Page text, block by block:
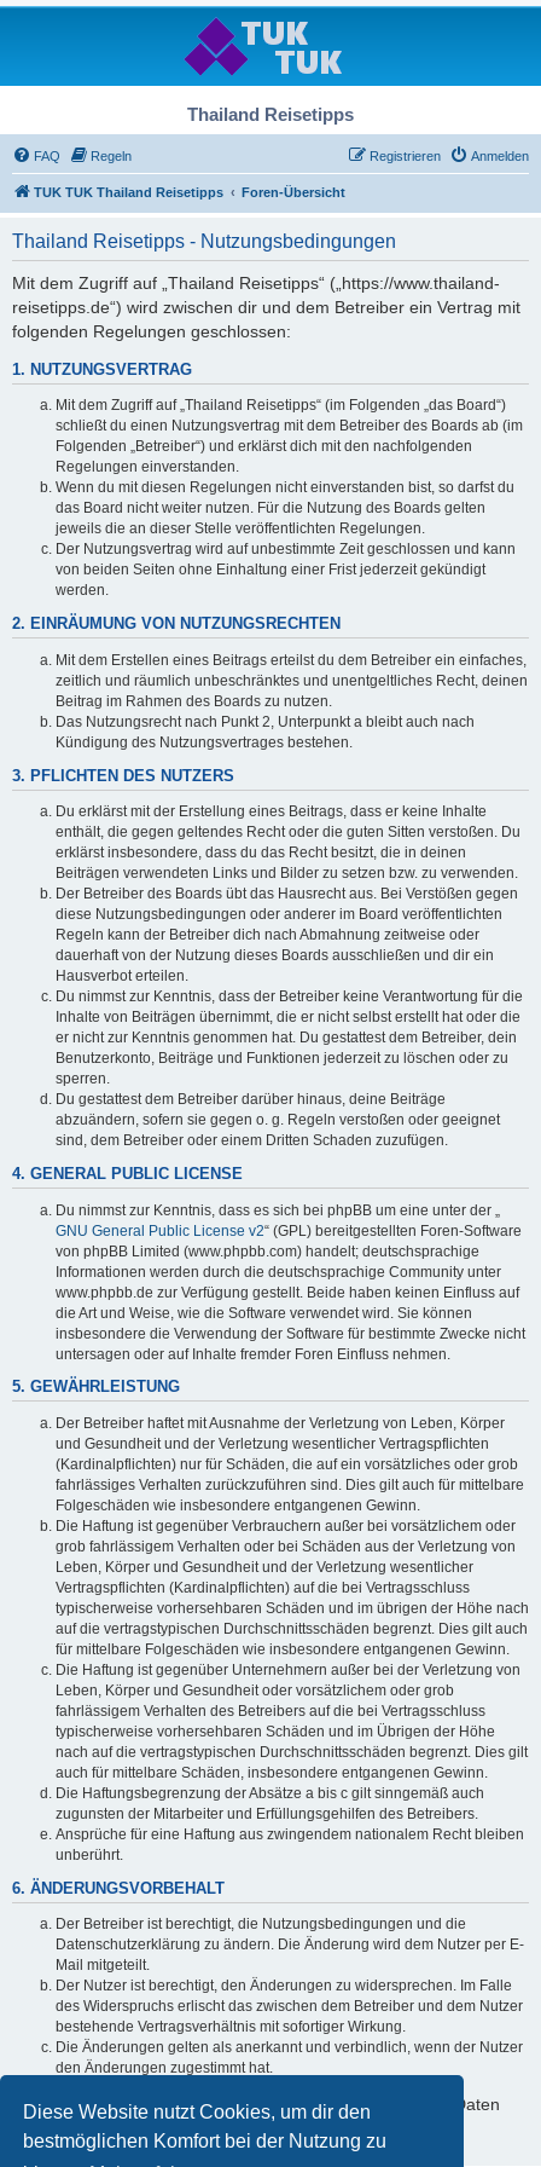
Diese Website nutzt Cookies, um dir den
bestmöglichen Komfort bei der Nutzung zu
Thailand Reisetipps
FAQ Regeln Anmelden
Registrieren
TUK TUK Thailand Reisetipps Foren-Übersicht
Thailand Reisetipps - Nutzungsbedingungen
Mit dem Zugriff auf „Thailand Reisetipps“ („https://www.thailand-
reisetipps.de“) wird zwischen dir und dem Betreiber ein Vertrag mit
folgenden Regelungen geschlossen:
1. NUTZUNGSVERTRAG
Mit dem Zugriff auf „Thailand Reisetipps“ (im Folgenden „das Board“)
schließt du einen Nutzungsvertrag mit dem Betreiber des Boards ab (im
Folgenden „Betreiber“) und erklärst dich mit den nachfolgenden
Regelungen einverstanden.
Wenn du mit diesen Regelungen nicht einverstanden bist, so darfst du
das Board nicht weiter nutzen. Für die Nutzung des Boards gelten
jeweils die an dieser Stelle veröffentlichten Regelungen.
Der Nutzungsvertrag wird auf unbestimmte Zeit geschlossen und kann
von beiden Seiten ohne Einhaltung einer Frist jederzeit gekündigt
werden.
2. EINRÄUMUNG VON NUTZUNGSRECHTEN
Mit dem Erstellen eines Beitrags erteilst du dem Betreiber ein einfaches,
zeitlich und räumlich unbeschränktes und unentgeltliches Recht, deinen
Beitrag im Rahmen des Boards zu nutzen.
Das Nutzungsrecht nach Punkt 2, Unterpunkt a bleibt auch nach
Kündigung des Nutzungsvertrages bestehen.
3. PFLICHTEN DES NUTZERS
Du erklärst mit der Erstellung eines Beitrags, dass er keine Inhalte
enthält, die gegen geltendes Recht oder die guten Sitten verstoßen. Du
erklärst insbesondere, dass du das Recht besitzt, die in deinen
Beiträgen verwendeten Links und Bilder zu setzen bzw. zu verwenden.
Der Betreiber des Boards übt das Hausrecht aus. Bei Verstößen gegen
diese Nutzungsbedingungen oder anderer im Board veröffentlichten
Regeln kann der Betreiber dich nach Abmahnung zeitweise oder
dauerhaft von der Nutzung dieses Boards ausschließen und dir ein
Hausverbot erteilen.
Du nimmst zur Kenntnis, dass der Betreiber keine Verantwortung für die
Inhalte von Beiträgen übernimmt, die er nicht selbst erstellt hat oder die
er nicht zur Kenntnis genommen hat. Du gestattest dem Betreiber, dein
Benutzerkonto, Beiträge und Funktionen jederzeit zu löschen oder zu
sperren.
Du gestattest dem Betreiber darüber hinaus, deine Beiträge
abzuändern, sofern sie gegen o. g. Regeln verstoßen oder geeignet
sind, dem Betreiber oder einem Dritten Schaden zuzufügen.
4. GENERAL PUBLIC LICENSE
Du nimmst zur Kenntnis, dass es sich bei phpBB um eine unter der „
GNU General Public License v2“ (GPL) bereitgestellten Foren-Software
von phpBB Limited (www.phpbb.com) handelt; deutschsprachige
Informationen werden durch die deutschsprachige Community unter
www.phpbb.de zur Verfügung gestellt. Beide haben keinen Einfluss auf
die Art und Weise, wie die Software verwendet wird. Sie können
insbesondere die Verwendung der Software für bestimmte Zwecke nicht
untersagen oder auf Inhalte fremder Foren Einfluss nehmen.
5. GEWÄHRLEISTUNG
Der Betreiber haftet mit Ausnahme der Verletzung von Leben, Körper
und Gesundheit und der Verletzung wesentlicher Vertragspflichten
(Kardinalpflichten) nur für Schäden, die auf ein vorsätzliches oder grob
fahrlässiges Verhalten zurückzuführen sind. Dies gilt auch für mittelbare
Folgeschäden wie insbesondere entgangenen Gewinn.
Die Haftung ist gegenüber Verbrauchern außer bei vorsätzlichem oder
grob fahrlässigem Verhalten oder bei Schäden aus der Verletzung von
Leben, Körper und Gesundheit und der Verletzung wesentlicher
Vertragspflichten (Kardinalpflichten) auf die bei Vertragsschluss
typischerweise vorhersehbaren Schäden und im übrigen der Höhe nach
auf die vertragstypischen Durchschnittsschäden begrenzt. Dies gilt auch
für mittelbare Folgeschäden wie insbesondere entgangenen Gewinn.
Die Haftung ist gegenüber Unternehmern außer bei der Verletzung von
Leben, Körper und Gesundheit oder vorsätzlichem oder grob
fahrlässigem Verhalten des Betreibers auf die bei Vertragsschluss
typischerweise vorhersehbaren Schäden und im Übrigen der Höhe
nach auf die vertragstypischen Durchschnittsschäden begrenzt. Dies gilt
auch für mittelbare Schäden, insbesondere entgangenen Gewinn.
Die Haftungsbegrenzung der Absätze a bis c gilt sinngemäß auch
zugunsten der Mitarbeiter und Erfüllungsgehilfen des Betreibers.
Ansprüche für eine Haftung aus zwingendem nationalem Recht bleiben
unberührt.
6. ÄNDERUNGSVORBEHALT
Der Betreiber ist berechtigt, die Nutzungsbedingungen und die
Datenschutzerklärung zu ändern. Die Änderung wird dem Nutzer per E-
Mail mitgeteilt.
Der Nutzer ist berechtigt, den Änderungen zu widersprechen. Im Falle
des Widerspruchs erlischt das zwischen dem Betreiber und dem Nutzer
bestehende Vertragsverhältnis mit sofortiger Wirkung.
Die Änderungen gelten als anerkannt und verbindlich, wenn der Nutzer
den Änderungen zugestimmt hat.
Informationen über den Umgang mit deinen persönlichen Daten
sind in der Datenschutzerklärung enthalten.